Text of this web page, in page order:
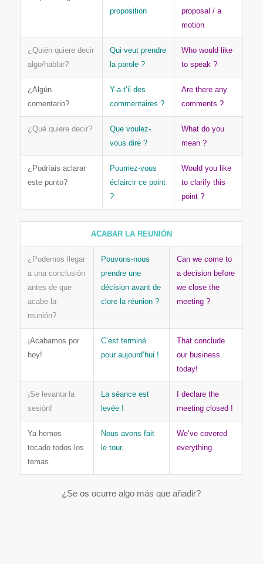
proposition
proposal / a
motion
¿Quién quiere decir
algo/hablar?
Qui veut prendre
la parole ?
Who would like
to speak ?
¿Algún
comentario?
Y-a-t’il des
commentaires ?
Are there any
comments ?
¿Qué quiere decir?
Que voulez-
vous dire ?
What do you
mean ?
¿Podríais aclarar
este punto?
Pourriez-vous
éclaircir ce point
?
Would you like
to clarify this
point ?
ACABAR LA REUNIÓN
¿Podemos llegar
a una conclusión
antes de que
acabe la
reunión?
Pouvons-nous
prendre une
décision avant de
clore la réunion ?
Can we come to
a decision before
we close the
meeting ?
¡Acabamos por
hoy!
C’est terminé
pour aujourd’hui !
That conclude
our business
today!
¡Se levanta la
sesión!
La séance est
levée !
I declare the
meeting closed !
Ya hemos
tocado todos los
temas.
Nous avons fait
le tour.
We’ve covered
everything.
¿Se os ocurre algo más que añadir?